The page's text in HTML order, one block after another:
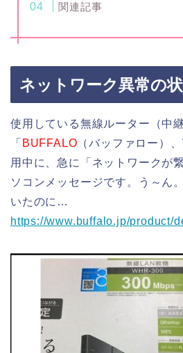
関連記事
ネットワーク異常の
使用している無線ルーター（中
「 BUFFALO （バッファロー）
用中に、急に「ネットワークが
ソコンメッセージです。う～ん
いたのに…
https://www.buffalo.jp/product/